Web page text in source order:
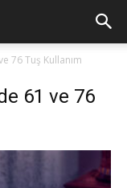
76 Tuş Kullanım
61 ve 76